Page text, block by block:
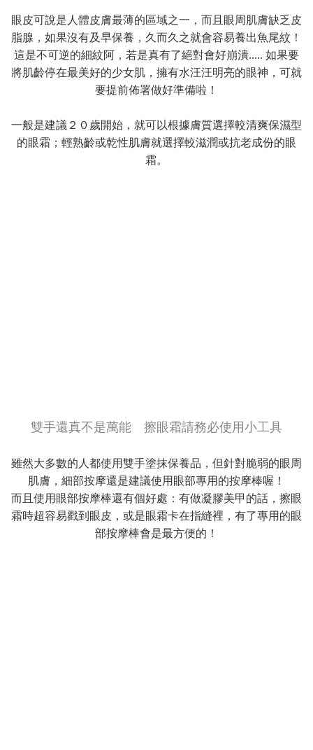
眼皮可說是人體皮膚最薄的區域之一，而且眼周肌膚缺乏皮
脂腺，如果沒有及早保養，久而久之就會容易養出魚尾紋！
這是不可逆的細紋阿，若是真有了絕對會好崩潰..... 如果要
將肌齡停在最美好的少女肌，擁有水汪汪明亮的眼神，可就
要提前佈署做好準備啦！
一般是建議２０歲開始，就可以根據膚質選擇較清爽保濕型
的眼霜；輕熟齡或乾性肌膚就選擇較滋潤或抗老成份的眼
霜。
雙手還真不是萬能 擦眼霜請務必使用小工具
雖然大多數的人都使用雙手塗抹保養品，但針對脆弱的眼周
肌膚，細部按摩還是建議使用眼部專用的按摩棒喔！
而且使用眼部按摩棒還有個好處：有做凝膠美甲的話，擦眼
霜時超容易戳到眼皮，或是眼霜卡在指縫裡，有了專用的眼
部按摩棒會是最方便的！